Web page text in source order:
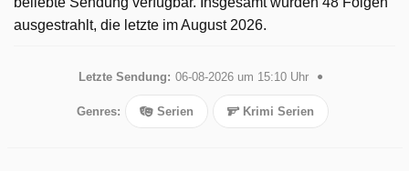
ausgestrahlt, die letzte im August 2026.
Letzte Sendung: 06-08-2026 um 15:10 Uhr
Genres: Serien Krimi Serien